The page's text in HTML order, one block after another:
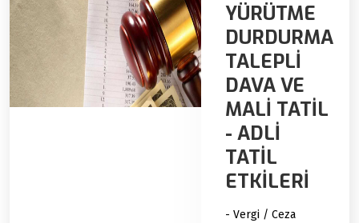
YÜRÜTME
DURDURMA
TALEPLİ
DAVA VE
MALİ TATİL
- ADLİ
TATİL
ETKİLERİ
- Vergi / Ceza